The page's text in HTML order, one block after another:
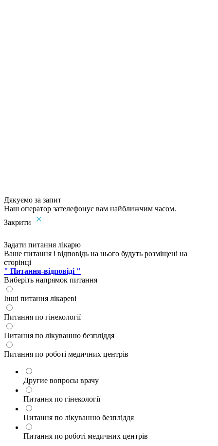
Дякуємо за запит
Наш оператор зателефонує вам найближчим часом.
Закрити
Задати питання лікарю
Ваше питання і відповідь на нього будуть розміщені на
сторінці
" Питання-відповіді "
Виберіть напрямок питання
Інші питання лікареві
Питання по гінекології
Питання по лікуванню безпліддя
Питання по роботі медичних центрів
Другие вопросы врачу
Питання по гінекології
Питання по лікуванню безпліддя
Питання по роботі медичних центрів